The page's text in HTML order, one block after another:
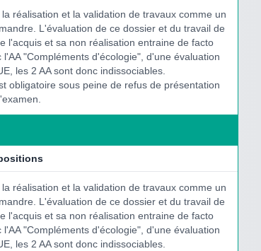
réalisation et la validation de travaux comme un
L'évaluation de ce dossier et du travail de
l'acquis et sa non réalisation entraine de facto
"Compléments d'écologie", d'une évaluation
les 2 AA sont donc indissociables.
obligatoire sous peine de refus de présentation
réalisation et la validation de travaux comme un
L'évaluation de ce dossier et du travail de
l'acquis et sa non réalisation entraine de facto
"Compléments d'écologie", d'une évaluation
les 2 AA sont donc indissociables.